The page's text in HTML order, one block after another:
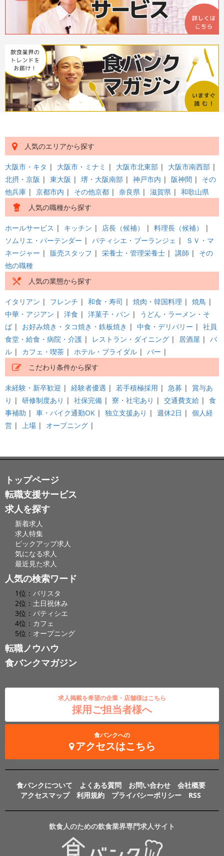
人気のエリアから探す
大阪市・キタ | 大阪市・ミナミ | 大阪市北東部 | 大阪市南西部 |
北摂・京阪 | 東大阪 | 堺・大阪南部 | 神戸市内 | 阪神間 | その
他兵庫 | 京都市内 | その他京都 | 奈良県 | 滋賀県 | 和歌山県
人気の職種から探す
ホールサービス | キッチン | 店長（候補） | 料理長（候補）
|
ソムリエ・バーテンダー | パティシエ・ブーランジェ |
ＳＶ・マ
ネージャー | 販売スタッフ | 栄養士・管理栄養士 | 講師 | その
他の職種
人気の業態から探す
イタリアン | フレンチ | 和食・寿司 | 焼肉・韓国料理 | 焼鳥 |
中華・アジアン | 洋食 | 洋菓子・パン |
うどん・ラーメン・そ
ば | お好み焼き・タコ焼き・鉄板焼き | 中食・デリバリー | 社員
食堂・給食・病院・介護 | レストラン・ダイニング | 居酒屋 | バ
ル | カフェ・喫茶 | ホテル・ブライダル | バー |
こだわり条件から探す
未経験・新卒歓迎 | 経験者優遇 | 若手積極採用 | 急募 | 賞与あ
り | 研修制度あり | 社保完備 | 寮・社宅あり | 交通費支給 | 食
事補助 | 車・バイク通勤OK | 独立支援あり | 週休2日 | 個人経
営 | 上場 | オープニング |
トップページ
転職支援サービス
求人を探す
新着求人
求人特集
ピックアップ求人
気になる求人
最近見た求人
人気の検索ワード
1位： バリスタ
2位： 土日祝休み
3位： パティシエ
4位： カフェ
5位： オープニング
転職ノウハウ
食バンクマガジン
求人掲載を希望の企業・店舗様はこちら
採用ご担当者様へ
食バンクへの
アクセスはこちら
食バンクについて よくある質問 お問い合わせ
会社概要
アクセスマップ
利用規約 プライバシーポリシー RSS
飲食人のための飲食業界専門求人サイト